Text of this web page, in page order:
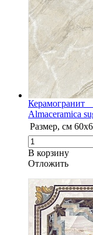
Almaceramica
Размер, см
В корзину
Oтложить